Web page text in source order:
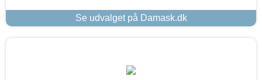
Se udvalget på Damask.dk